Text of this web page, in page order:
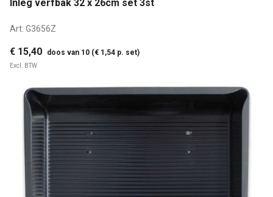
Inleg verfbak 32 x 26cm set 3st
Art: G3656Z
€ 15,40 doos van 10 (€ 1,54 p. set)
Excl. BTW